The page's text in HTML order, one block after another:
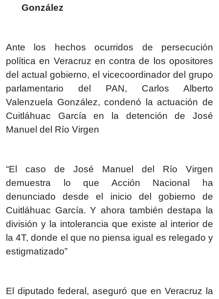
González
Ante los hechos ocurridos de persecución
política en Veracruz en contra de los opositores
del actual gobierno, el vicecoordinador del grupo
parlamentario del PAN, Carlos Alberto
Valenzuela González, condenó la actuación de
Cuitláhuac García en la detención de José
Manuel del Río Virgen
“El caso de José Manuel del Río Virgen
demuestra lo que Acción Nacional ha
denunciado desde el inicio del gobierno de
Cuitláhuac García. Y ahora también destapa la
división y la intolerancia que existe al interior de
la 4T, donde el que no piensa igual es relegado y
estigmatizado”
El diputado federal, aseguró que en Veracruz la